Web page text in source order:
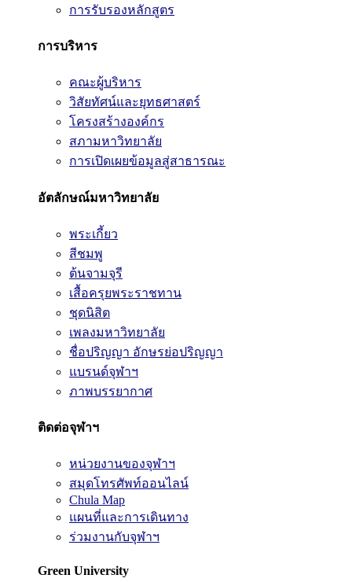
การรับรองหลักสูตร
การบริหาร
คณะผู้บริหาร
วิสัยทัศน์และยุทธศาสตร์
โครงสร้างองค์กร
สภามหาวิทยาลัย
การเปิดเผยข้อมูลสู่สาธารณะ
อัตลักษณ์มหาวิทยาลัย
พระเกี้ยว
สีชมพู
ต้นจามจุรี
เสื้อครุยพระราชทาน
ชุดนิสิต
เพลงมหาวิทยาลัย
ชื่อปริญญา อักษรย่อปริญญา
แบรนด์จุฬาฯ
ภาพบรรยากาศ
ติดต่อจุฬาฯ
หน่วยงานของจุฬาฯ
สมุดโทรศัพท์ออนไลน์
Chula Map
แผนที่และการเดินทาง
ร่วมงานกับจุฬาฯ
Green University